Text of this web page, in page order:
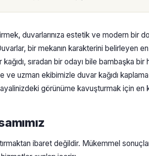
duvarlarınıza estetik ve modern bir
bir mekanın karakterini belirleyen
sıradan bir odayı bile bambaşka bir
ve uzman ekibimizle duvar kağıdı kaplama
görünüme kavuşturmak için
ibaret değildir. Mükemmel